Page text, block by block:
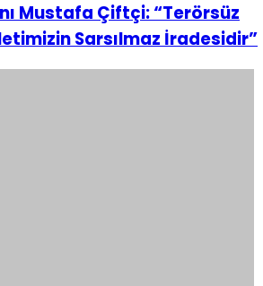
Mustafa Çiftçi: “Terörsüz
Sarsılmaz İradesidir”